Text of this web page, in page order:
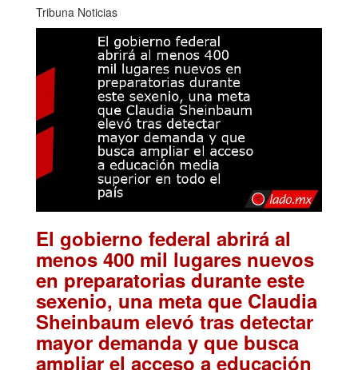
Tribuna Noticias
El gobierno federal abrirá al
menos 400 mil lugares nuevos
en preparatorias durante este
sexenio, una meta que Claudia
Sheinbaum elevó tras detectar
mayor demanda y que busca
ampliar el acceso a educación